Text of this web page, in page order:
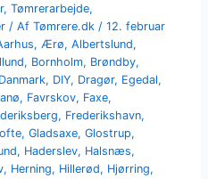
,Tømrerarbejde,
/ AfTømrere.dk/12. februar
,Ærø,Albertslund,
, Bornholm, Brøndby,
Danmark, DIY, Dragør, Egedal,
, Favrskov, Faxe,
, Frederikshavn,
,Gladsaxe,Glostrup,
, Haderslev, Halsnæs,
, Herning, Hillerød, Hjørring,